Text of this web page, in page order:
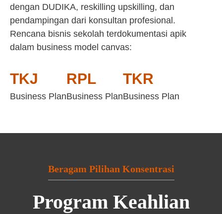
dengan DUDIKA, reskilling upskilling, dan
pendampingan dari konsultan profesional.
Rencana bisnis sekolah terdokumentasi apik
dalam business model canvas:
TKJ
Business Plan
RPL
Business Plan
TKR
Business Plan
Beragam Pilihan Konsentrasi
Program Keahlian